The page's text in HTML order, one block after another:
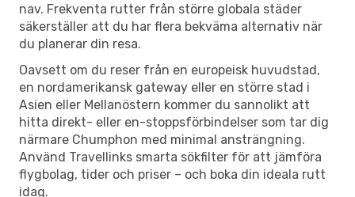
nav. Frekventa rutter från större globala städer
säkerställer att du har flera bekväma alternativ när
du planerar din resa.
Oavsett om du reser från en europeisk huvudstad,
en nordamerikansk gateway eller en större stad i
Asien eller Mellanöstern kommer du sannolikt att
hitta direkt- eller en-stoppsförbindelser som tar dig
närmare Chumphon med minimal ansträngning.
Använd Travellinks smarta sökfilter för att jämföra
flygbolag, tider och priser – och boka din ideala rutt
idag.